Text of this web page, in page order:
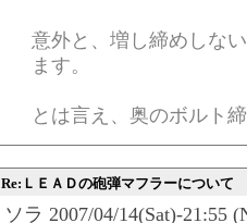
意外と、増し締めしな
ます。
とは言え、奥のボルト
Re:ＬＥＡＤの砲弾マフラーについて
ソラ 2007/04/14(Sat)-21:55